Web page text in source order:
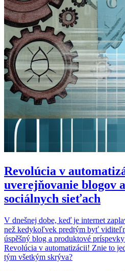
Revolúcia v
uverejňovanie blogov
sociálnych sieťach
V dnešnej dobe, keď je internet
než kedykoľvek predtým byť
úspěšný blog a produktové
Revolúcia v automatizácii! Znie to
tým všetkým skrýva?